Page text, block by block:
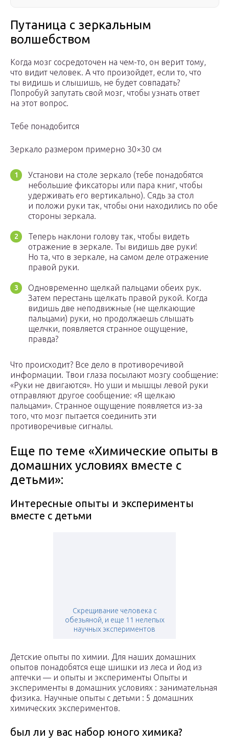
Путаница с зеркальным
волшебством
Когда мозг сосредоточен на чем-то, он верит тому,
что видит человек. А что произойдет, если то, что
ты видишь и слышишь, не будет совпадать?
Попробуй запутать свой мозг, чтобы узнать ответ
на этот вопрос.
Тебе понадобится
Зеркало размером примерно 30×30 см
Установи на столе зеркало (тебе понадобятся
небольшие фиксаторы или пара книг, чтобы
удерживать его вертикально). Сядь за стол
и положи руки так, чтобы они находились по обе
стороны зеркала.
Теперь наклони голову так, чтобы видеть
отражение в зеркале. Ты видишь две руки!
Но та, что в зеркале, на самом деле отражение
правой руки.
Одновременно щелкай пальцами обеих рук.
Затем перестань щелкать правой рукой. Когда
видишь две неподвижные (не щелкающие
пальцами) руки, но продолжаешь слышать
щелчки, появляется странное ощущение,
правда?
Что происходит? Все дело в противоречивой
информации. Твои глаза посылают мозгу сообщение:
«Руки не двигаются». Но уши и мышцы левой руки
отправляют другое сообщение: «Я щелкаю
пальцами». Странное ощущение появляется из-за
того, что мозг пытается соединить эти
противоречивые сигналы.
Еще по теме «Химические опыты в
домашних условиях вместе с
детьми»:
Интересные опыты и эксперименты
вместе с детьми
Скрещивание человека с
обезьяной, и еще 11 нелепых
научных экспериментов
Детские опыты по химии. Для наших домашних
опытов понадобятся еще шишки из леса и йод из
аптечки — и опыты и эксперименты Опыты и
эксперименты в домашних условиях : занимательная
физика. Научные опыты с детьми : 5 домашних
химических экспериментов.
был ли у вас набор юного химика?